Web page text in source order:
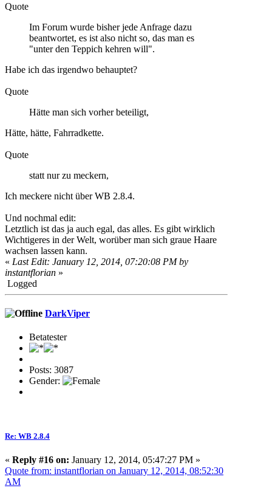
Quote
Im Forum wurde bisher jede Anfrage dazu
beantwortet, es ist also nicht so, das man es
"unter den Teppich kehren will".
Habe ich das irgendwo behauptet?
Quote
Hätte man sich vorher beteiligt,
Hätte, hätte, Fahrradkette.
Quote
statt nur zu meckern,
Ich meckere nicht über WB 2.8.4.
Und nochmal edit:
Letztlich ist das ja auch egal, das alles. Es gibt wirklich
Wichtigeres in der Welt, worüber man sich graue Haare
wachsen lassen kann.
« Last Edit: January 12, 2014, 07:20:08 PM by
instantflorian »
Logged
DarkViper
Betatester
Posts: 3087
Gender:
Re: WB 2.8.4
« Reply #16 on: January 12, 2014, 05:47:27 PM »
Quote from: instantflorian on January 12, 2014, 08:52:30
AM